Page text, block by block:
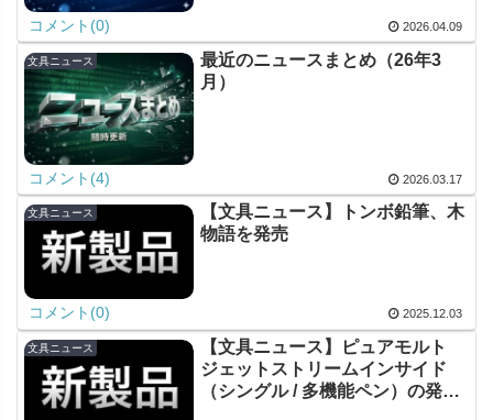
コメント(0) 2026.04.09
文具ニュース
コメント(4)
最近のニュースまとめ（26年3
月）
2026.03.17
文具ニュース
コメント(0)
【文具ニュース】トンボ鉛筆、木
物語を発売
2025.12.03
文具ニュース
【文具ニュース】ピュアモルト
ジェットストリームインサイド
（シングル / 多機能ペン）の発売